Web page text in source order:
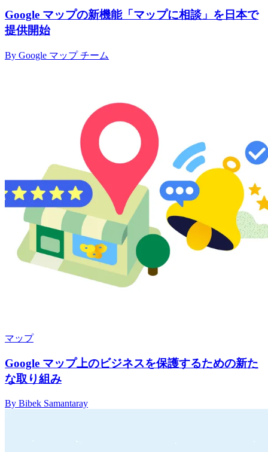
Google マップの新機能「マップに相談」を日本で
提供開始
By Google マップ チーム
マップ
Google マップ上のビジネスを保護するための新た
な取り組み
By Bibek Samantaray